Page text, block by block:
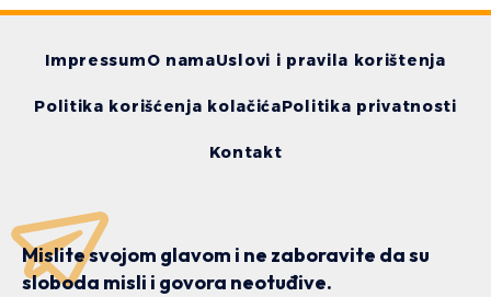
ImpressumO namaUslovi i pravila korištenja
Politika korišćenja kolačićaPolitika privatnosti
Kontakt
Mislite svojom glavom i ne zaboravite da su
sloboda misli i govora neotuđive.